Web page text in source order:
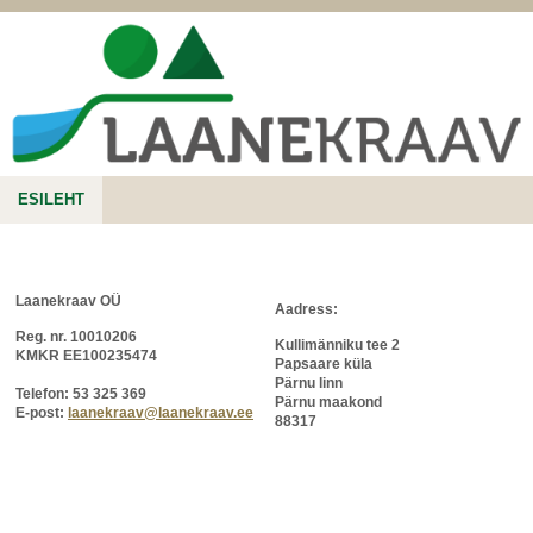
ESILEHT
Laanekraav OÜ
Reg. nr. 10010206
KMKR EE100235474
Telefon: 53 325 369
E-post: laanekraav@laanekraav.ee
Aadress:
Kullimänniku tee 2
Papsaare küla
Pärnu linn
Pärnu maakond
88317